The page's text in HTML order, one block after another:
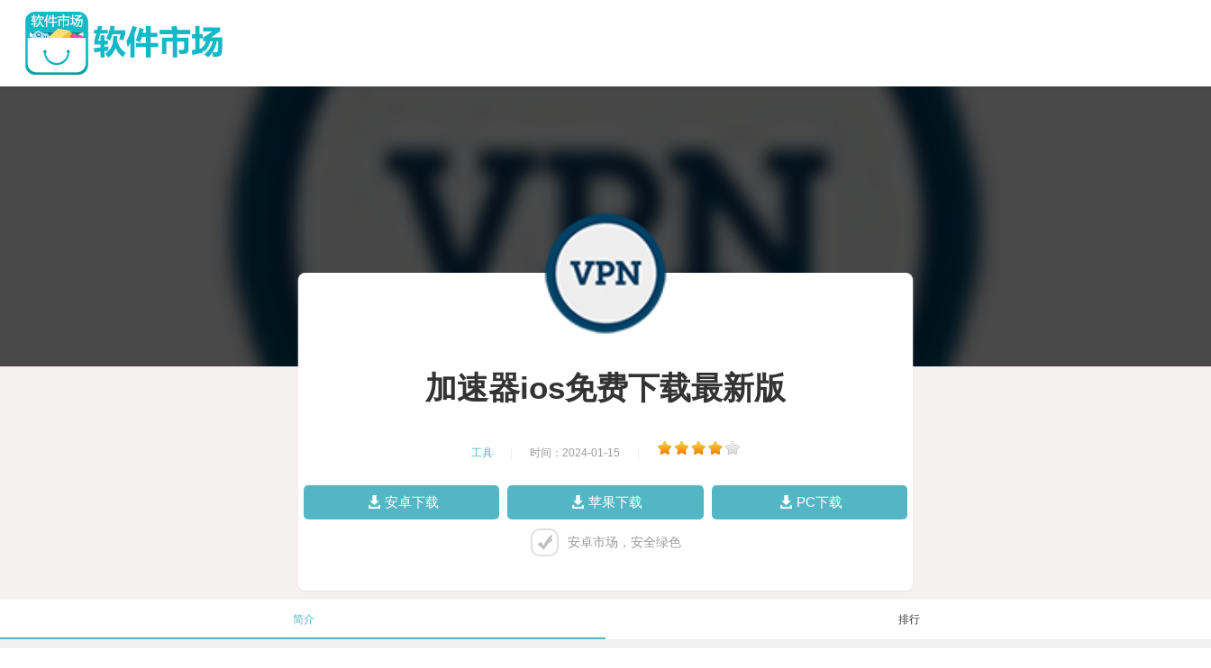
加速器ios免费下载最新版
工具 时间：2024-01-15
安卓下载 苹果下载 PC下载
安卓市场，安全绿色
简介 排行